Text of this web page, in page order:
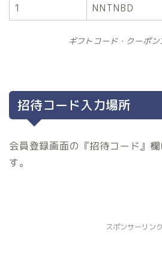
1
NNTNBD
ギフトコード・クーポ
招待コード入力場所
会員登録画面の『招待コード』
す。
スポンサーリンク